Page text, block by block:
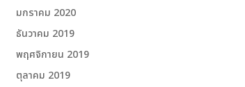
มกราคม 2020
ธันวาคม 2019
พฤศจิกายน 2019
ตุลาคม 2019